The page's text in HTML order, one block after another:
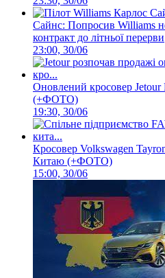
Сайнс: Попросив Williams
контракт до літньої перерви
23:00, 30/06
Оновлений кросовер
(+ФОТО)
19:30, 30/06
Кросовер Volkswagen
Китаю (+ФОТО)
15:00, 30/06